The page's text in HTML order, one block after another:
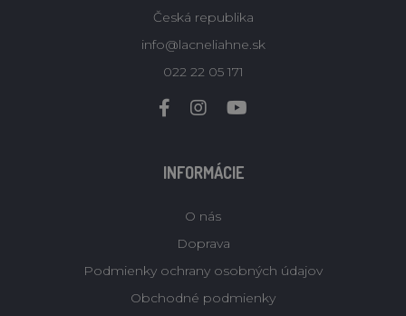
Česká republika
info@lacneliahne.sk
022 22 05 171
INFORMÁCIE
O nás
Doprava
Podmienky ochrany osobných údajov
Obchodné podmienky